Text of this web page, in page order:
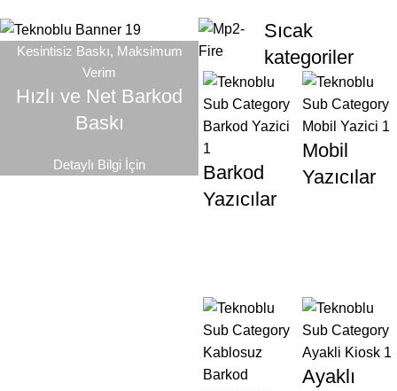
Kesintisiz Baskı, Maksimum
Verim
Hızlı ve Net Barkod
Baskı
Detaylı Bilgi İçin
Sıcak
kategoriler
Barkod
Yazıcılar
Mobil
Yazıcılar
Ayaklı